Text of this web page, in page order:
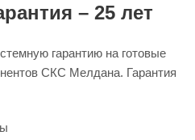
– 25 лет
гарантию на готовые
СКС Мелдана. Гарантия